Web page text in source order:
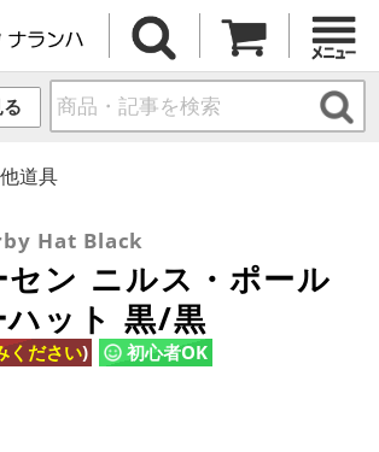
道具
Hat Black
セン ニルス・ポール
ハット 黒/黒
ください) 初心者OK